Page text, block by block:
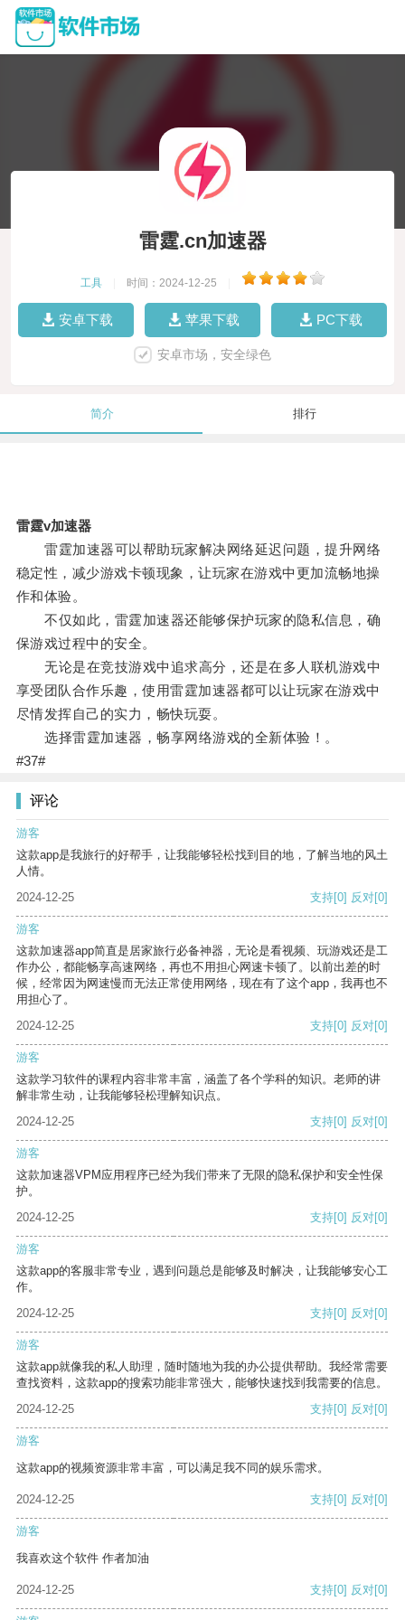
雷霆.cn加速器
工具 时间：2024-12-25
安卓下载 苹果下载 PC下载
安卓市场，安全绿色
简介 排行
雷霆v加速器
雷霆加速器可以帮助玩家解决网络延迟问题，提升网络
稳定性，减少游戏卡顿现象，让玩家在游戏中更加流畅地操
作和体验。
不仅如此，雷霆加速器还能够保护玩家的隐私信息，确
保游戏过程中的安全。
无论是在竞技游戏中追求高分，还是在多人联机游戏中
享受团队合作乐趣，使用雷霆加速器都可以让玩家在游戏中
尽情发挥自己的实力，畅快玩耍。
选择雷霆加速器，畅享网络游戏的全新体验！。
#37#
评论
游客
这款app是我旅行的好帮手，让我能够轻松找到目的地，了解当地的风土
人情。
2024-12-25
支持[0] 反对[0]
游客
这款加速器app简直是居家旅行必备神器，无论是看视频、玩游戏还是工
作办公，都能畅享高速网络，再也不用担心网速卡顿了。以前出差的时
候，经常因为网速慢而无法正常使用网络，现在有了这个app，我再也不
用担心了。
2024-12-25
支持[0] 反对[0]
游客
这款学习软件的课程内容非常丰富，涵盖了各个学科的知识。老师的讲
解非常生动，让我能够轻松理解知识点。
2024-12-25
支持[0] 反对[0]
游客
这款加速器VPM应用程序已经为我们带来了无限的隐私保护和安全性保
护。
2024-12-25
支持[0] 反对[0]
游客
这款app的客服非常专业，遇到问题总是能够及时解决，让我能够安心工
作。
2024-12-25
支持[0] 反对[0]
游客
这款app就像我的私人助理，随时随地为我的办公提供帮助。我经常需要
查找资料，这款app的搜索功能非常强大，能够快速找到我需要的信息。
2024-12-25
支持[0] 反对[0]
游客
这款app的视频资源非常丰富，可以满足我不同的娱乐需求。
2024-12-25 支持[0] 反对[0]
游客
我喜欢这个软件 作者加油
2024-12-25 支持[0] 反对[0]